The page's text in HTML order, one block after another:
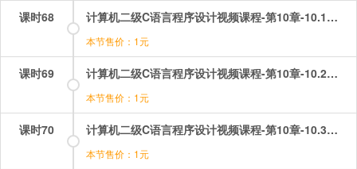
课时68 计算机二级C语言程序设计视频课程-第10章-10.1用一维字符数组存放字符串.mp4
本节售价：1元
课时69 计算机二级C语言程序设计视频课程-第10章-10.2字符串的输入和输出.mp4
本节售价：1元
课时70 计算机二级C语言程序设计视频课程-第10章-10.3用于字符串处理的函数.mp4
本节售价：1元